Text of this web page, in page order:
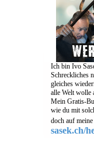
Ich bin Ivo
Schreckliches
gleiches
alle Welt wolle
Mein Gratis-
wie du mit
doch auf
sasek.ch/